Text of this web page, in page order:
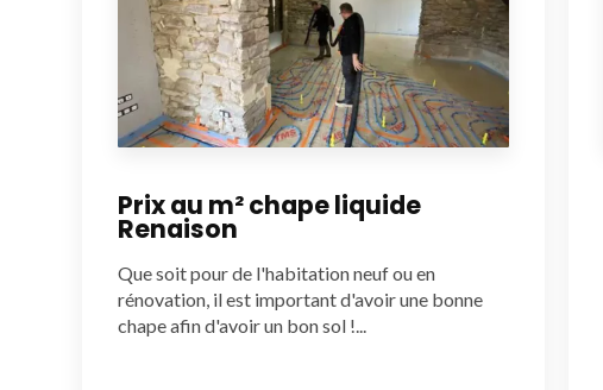
Prix au m² chape liquide
Renaison
Que soit pour de l'habitation neuf ou en
rénovation, il est important d'avoir une bonne
chape afin d'avoir un bon sol !...